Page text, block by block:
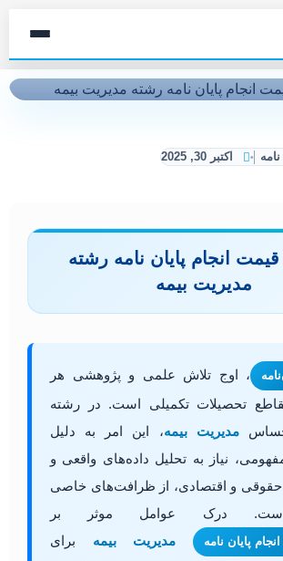
اکتبر 30, 2025
انجام پایان نامه رشته
مدیریت بیمه
، اوج تلاش علمی و پژوهشی هر
تحصیلات تکمیلی است. در رشته
مدیریت بیمه، این امر به دلیل
نیاز به تحلیل داده‌های واقعی و
حقوقی و اقتصادی، از ظرافت‌های خاصی
است. درک عوامل موثر بر
پایان نامه مدیریت بیمه برای